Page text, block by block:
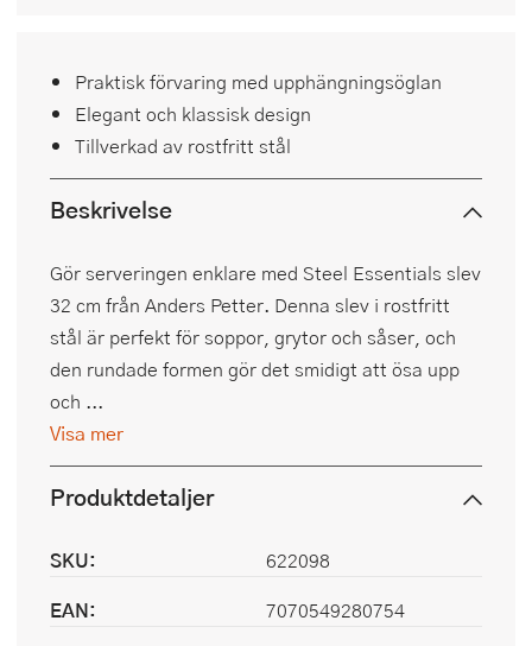
Praktisk förvaring med upphängningsöglan
Elegant och klassisk design
Tillverkad av rostfritt stål
Beskrivelse
Gör serveringen enklare med Steel Essentials slev
32 cm från Anders Petter. Denna slev i rostfritt
stål är perfekt för soppor, grytor och såser, och
den rundade formen gör det smidigt att ösa upp
och ...
Visa mer
Produktdetaljer
SKU:
622098
EAN:
7070549280754